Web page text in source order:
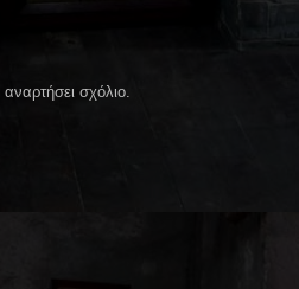
σχόλιο.